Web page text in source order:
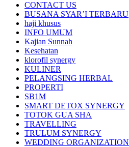
CONTACT US
BUSANA SYAR’I TERBARU
haji khusus
INFO UMUM
Kajian Sunnah
Kesehatan
klorofil synergy
KULINER
PELANGSING HERBAL
PROPERTI
SB1M
SMART DETOX SYNERGY
TOTOK GUA SHA
TRAVELLING
TRULUM SYNERGY
WEDDING ORGANIZATION